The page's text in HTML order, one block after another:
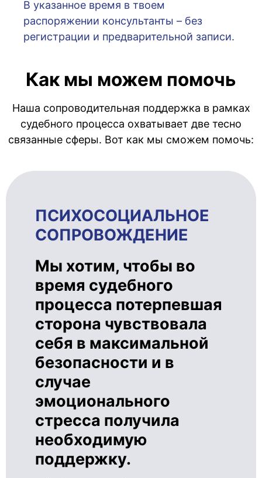
В указанное время в твоем
распоряжении консультанты – без
регистрации и предварительной записи.
Как мы можем помочь
Наша сопроводительная поддержка в рамках
судебного процесса охватывает две тесно
связанные сферы. Вот как мы сможем помочь:
ПСИХОСОЦИ­АЛЬ­НОЕ
СОПРОВОЖ­ДЕ­НИЕ
Мы хотим, чтобы во
время судебного
процесса потерпевшая
сторона чувствовала
себя в максимальной
безопасности и в
случае
эмоционального
стресса получила
необходимую
поддержку.